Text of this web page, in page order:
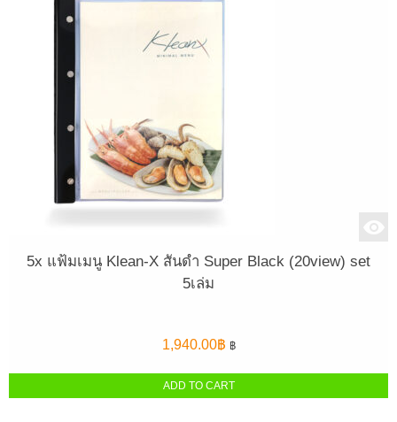
5x แฟ้มเมนู Klean-X สันดำ Super Black (20view) set
5เล่ม
1,940.00฿ ฿
ADD TO CART